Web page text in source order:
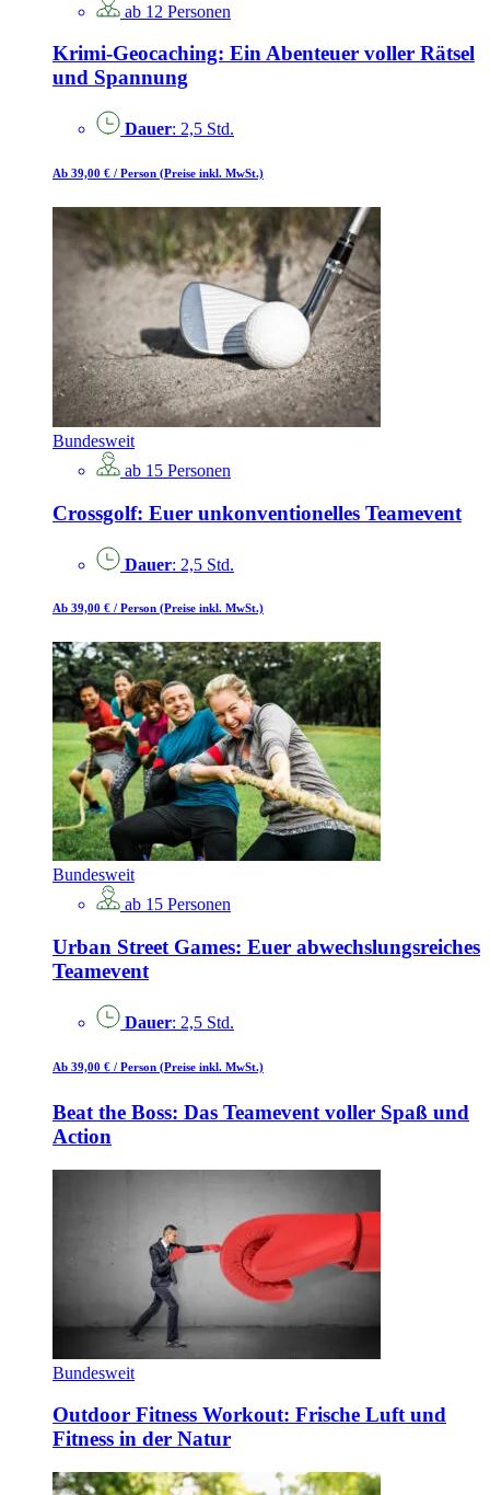
ab 12 Personen
Krimi-Geocaching: Ein Abenteuer voller Rätsel
und Spannung
Dauer: 2,5 Std.
Ab 39,00 € / Person (Preise inkl. MwSt.)
Bundesweit
ab 15 Personen
Crossgolf: Euer unkonventionelles Teamevent
Dauer: 2,5 Std.
Ab 39,00 € / Person (Preise inkl. MwSt.)
Bundesweit
ab 15 Personen
Urban Street Games: Euer abwechslungsreiches
Teamevent
Dauer: 2,5 Std.
Ab 39,00 € / Person (Preise inkl. MwSt.)
Beat the Boss: Das Teamevent voller Spaß und
Action
Bundesweit
Outdoor Fitness Workout: Frische Luft und
Fitness in der Natur